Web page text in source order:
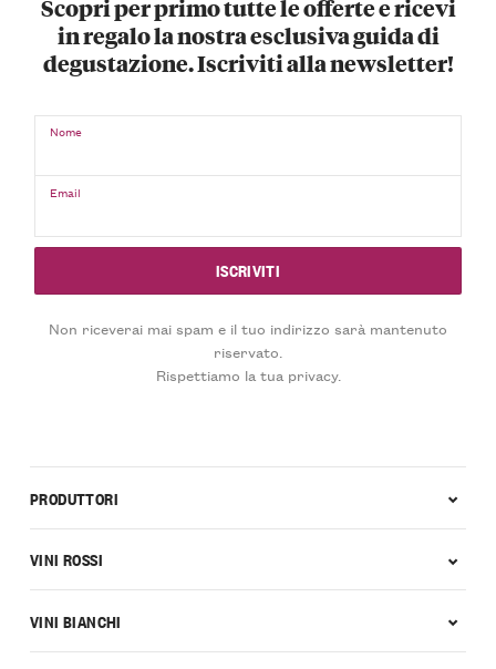
Scopri per primo tutte le offerte e ricevi
in regalo la nostra esclusiva guida di
degustazione. Iscriviti alla newsletter!
Nome
Email
Non riceverai mai spam e il tuo indirizzo sarà mantenuto
riservato.
Rispettiamo la tua privacy.
PRODUTTORI
VINI ROSSI
VINI BIANCHI